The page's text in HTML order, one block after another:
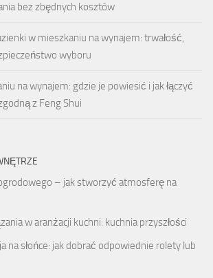
bez zbędnych kosztów
w mieszkaniu na wynajem: trwałość,
wyboru
na wynajem: gdzie je powiesić i jak łączyć
z Feng Shui
– jak stworzyć atmosferę na
w aranżacji kuchni: kuchnia przyszłości
na słońce: jak dobrać odpowiednie rolety lub